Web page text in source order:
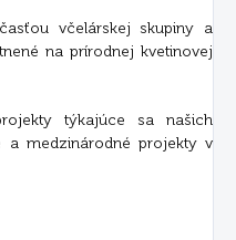
včelárskej skupiny a
na prírodnej kvetinovej
týkajúce sa našich
a medzinárodné projekty v